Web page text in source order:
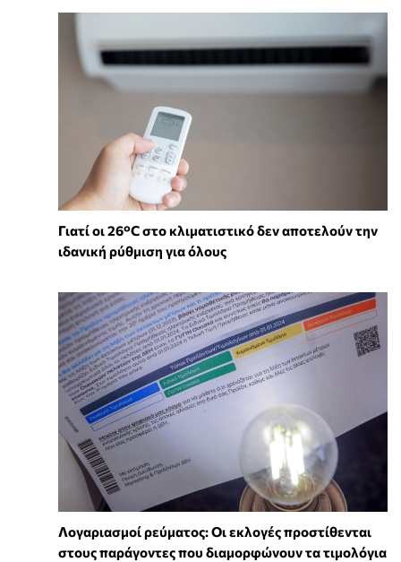
Γιατί οι 26°C στο κλιματιστικό δεν αποτελούν την
ιδανική ρύθμιση για όλους
Λογαριασμοί ρεύματος: Οι εκλογές προστίθενται
στους παράγοντες που διαμορφώνουν τα τιμολόγια